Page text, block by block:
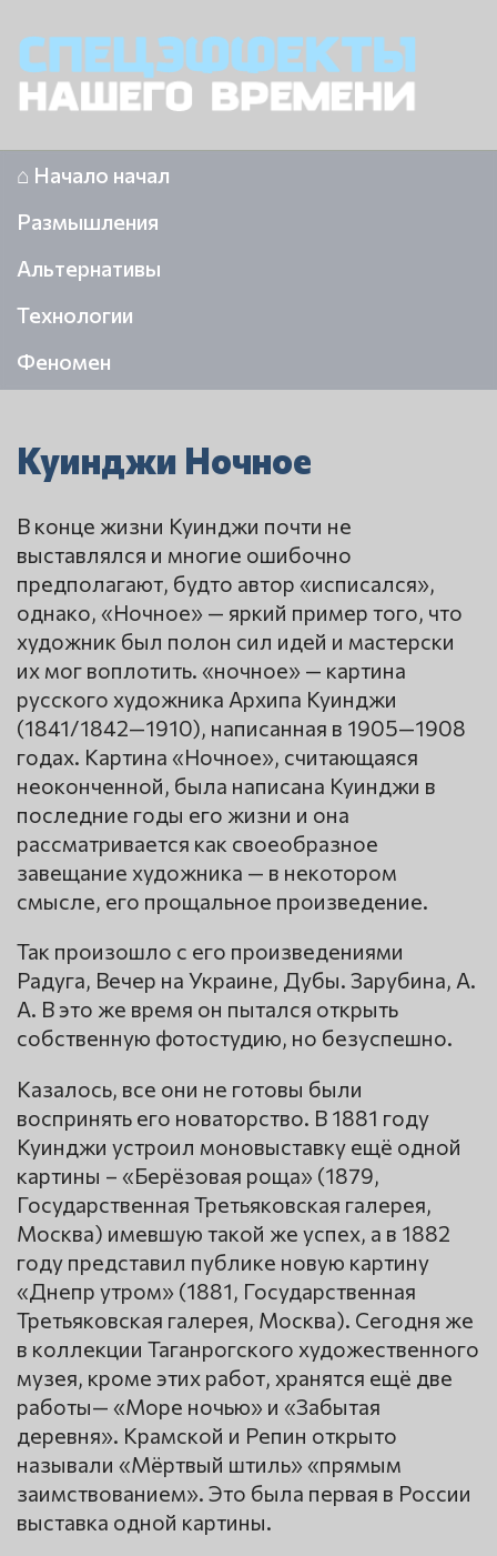
⌂ Начало начал
Размышления
Альтернативы
Технологии
Феномен
Куинджи Ночное
В конце жизни Куинджи почти не
выставлялся и многие ошибочно
предполагают, будто автор «исписался»,
однако, «Ночное» — яркий пример того, что
художник был полон сил идей и мастерски
их мог воплотить. «ночное» — картина
русского художника Архипа Куинджи
(1841/1842—1910), написанная в 1905—1908
годах. Картина «Ночное», считающаяся
неоконченной, была написана Куинджи в
последние годы его жизни и она
рассматривается как своеобразное
завещание художника — в некотором
смысле, его прощальное произведение.
Так произошло с его произведениями
Радуга, Вечер на Украине, Дубы. Зарубина, А.
А. В это же время он пытался открыть
собственную фотостудию, но безуспешно.
Казалось, все они не готовы были
воспринять его новаторство. В 1881 году
Куинджи устроил моновыставку ещё одной
картины – «Берёзовая роща» (1879,
Государственная Третьяковская галерея,
Москва) имевшую такой же успех, а в 1882
году представил публике новую картину
«Днепр утром» (1881, Государственная
Третьяковская галерея, Москва). Сегодня же
в коллекции Таганрогского художественного
музея, кроме этих работ, хранятся ещё две
работы— «Море ночью» и «Забытая
деревня». Крамской и Репин открыто
называли «Мёртвый штиль» «прямым
заимствованием». Это была первая в России
выставка одной картины.